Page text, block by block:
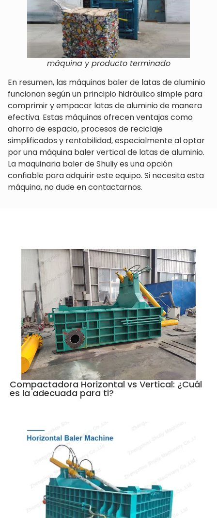
máquina y producto terminado
En resumen, las máquinas baler de latas de aluminio
funcionan según un principio hidráulico simple para
comprimir y empacar latas de aluminio de manera
efectiva. Estas máquinas ofrecen ventajas como
ahorro de espacio, procesos de reciclaje
simplificados y rentabilidad, especialmente al optar
por una máquina baler vertical de latas de aluminio.
La maquinaria baler de Shuliy es una opción
confiable para adquirir este equipo. Si necesita esta
máquina, no dude en contactarnos.
Compactadora Horizontal vs Vertical: ¿Cuál
es la adecuada para ti?